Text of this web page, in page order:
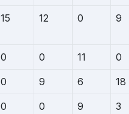
15 12 0 9
0 0 11 0
0 9 6 18
0 0 9 3